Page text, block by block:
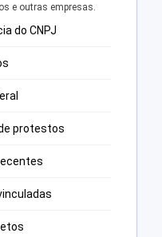
e outras empresas.
do CNPJ
protestos